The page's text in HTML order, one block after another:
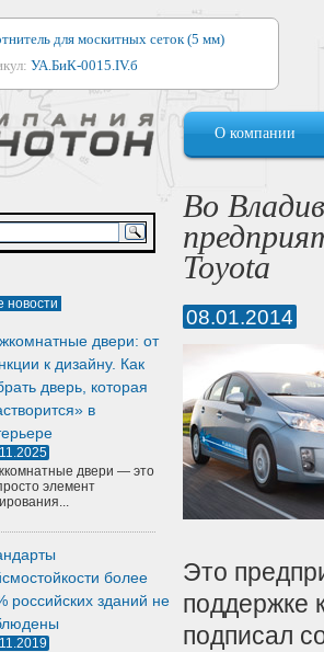
для москитных сеток (5 мм)
УА.БиК-0015.IV.б
для алюминиевых окон
1044
для деревянных окон
УМ.БиК-0062.IV.б
лоджиевый для (4, 5, 6 мм)
для деревянных дверей
О компании
новости
двери: от
к дизайну. Как
дверь, которая
в
двери — это
элемент
более
российских зданий не
Во
Toyota
08.01.2014
Это
поддержке
подписал